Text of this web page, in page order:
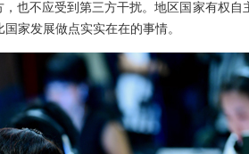
也不应受到第三方干扰。地区国家有权自
家发展做点实实在在的事情。